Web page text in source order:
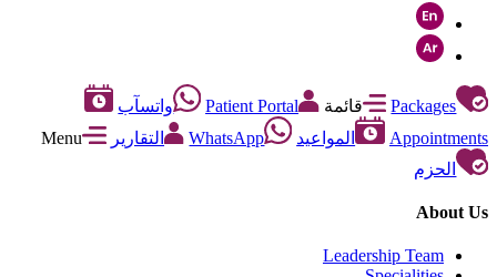
Packages قائمة Patient Portal
واتسآب
Appointments
المواعيد WhatsApp التقارير
Menu
الحزم
About Us
Leadership Team